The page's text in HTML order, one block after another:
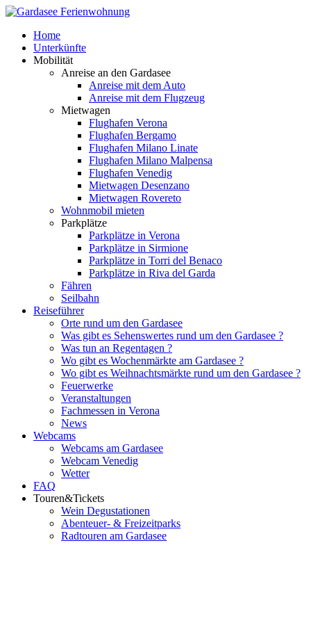
Home
Unterkünfte
Mobilität
Anreise an den Gardasee
Anreise mit dem Auto
Anreise mit dem Flugzeug
Mietwagen
Flughafen Verona
Flughafen Bergamo
Flughafen Milano Linate
Flughafen Milano Malpensa
Flughafen Venedig
Mietwagen Desenzano
Mietwagen Rovereto
Wohnmobil mieten
Parkplätze
Parkplätze in Verona
Parkplätze in Sirmione
Parkplätze in Torri del Benaco
Parkplätze in Riva del Garda
Fähren
Seilbahn
Reiseführer
Orte rund um den Gardasee
Was gibt es Sehenswertes rund um den Gardasee ?
Was tun an Regentagen ?
Wo gibt es Wochenmärkte am Gardasee ?
Wo gibt es Weihnachtsmärkte rund um den Gardasee ?
Feuerwerke
Veranstaltungen
Fachmessen in Verona
News
Webcams
Webcams am Gardasee
Webcam Venedig
Wetter
FAQ
Touren&Tickets
Wein Degustationen
Abenteuer- & Freizeitparks
Radtouren am Gardasee